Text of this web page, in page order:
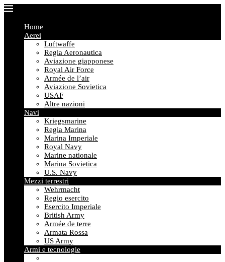
Home
Aerei
Luftwaffe
Regia Aeronautica
Aviazione giapponese
Royal Air Force
Armée de l’air
Aviazione Sovietica
USAF
Altre nazioni
Navi
Kriegsmarine
Regia Marina
Marina Imperiale
Royal Navy
Marine nationale
Marina Sovietica
U.S. Navy
Mezzi terrestri
Wehrmacht
Regio esercito
Esercito Imperiale
British Army
Armée de terre
Armata Rossa
US Army
Armi e tecnologie